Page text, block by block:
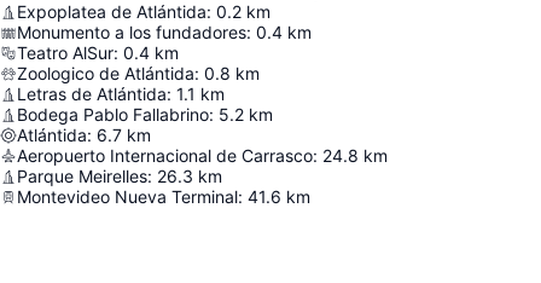
Expoplatea de Atlántida: 0.2 km
Monumento a los fundadores: 0.4 km
Teatro AlSur: 0.4 km
Zoologico de Atlántida: 0.8 km
Letras de Atlántida: 1.1 km
Bodega Pablo Fallabrino: 5.2 km
Atlántida: 6.7 km
Aeropuerto Internacional de Carrasco: 24.8 km
Parque Meirelles: 26.3 km
Montevideo Nueva Terminal: 41.6 km